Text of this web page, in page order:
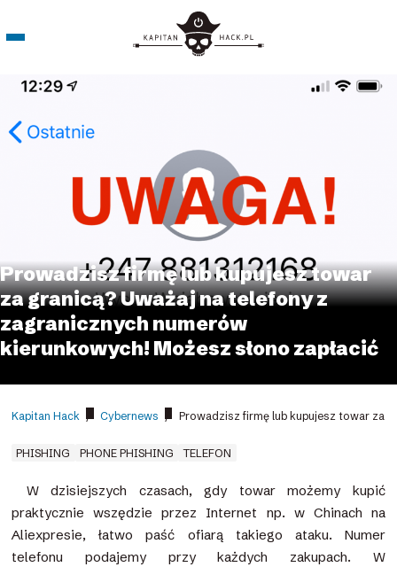
Prowadzisz firmę lub kupujesz towar
za granicą? Uważaj na telefony z
zagranicznych numerów
kierunkowych! Możesz słono zapłacić
Kapitan Hack / Cybernews / Prowadzisz firmę lub kupujesz towar za
PHISHING PHONE PHISHING TELEFON
W dzisiejszych czasach, gdy towar możemy kupić
praktycznie wszędzie przez Internet np. w Chinach na
Aliexpresie, łatwo paść ofiarą takiego ataku. Numer
telefonu podajemy przy każdych zakupach. W